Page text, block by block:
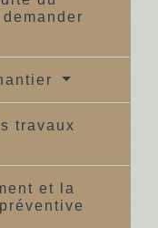
travaux
et la